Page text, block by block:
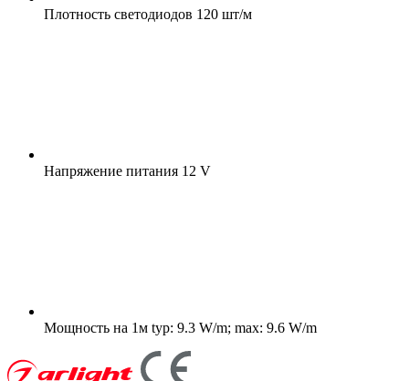
Плотность светодиодов 120 шт/м
Напряжение питания 12 V
Мощность на 1м typ: 9.3 W/m; max: 9.6 W/m